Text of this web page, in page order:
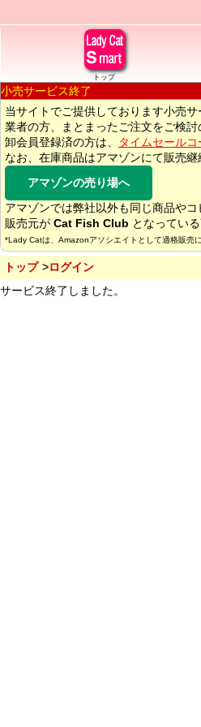
トップ
小売サービス終了
当サイトでご提供しております小売
業者の方、まとまったご注文をご検討
卸会員登録済の方は、
タイムセールコ
なお、在庫商品はアマゾンにて販売継
アマゾンの売り場へ
アマゾンでは弊社以外も同じ商品や
販売元が Cat Fish Club となってい
*Lady Catは、Amazonアソシエイトとして適格販売
トップ
ログイン
サービス終了しました。